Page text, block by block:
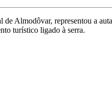
Almodôvar, representou a
turístico ligado à serra.